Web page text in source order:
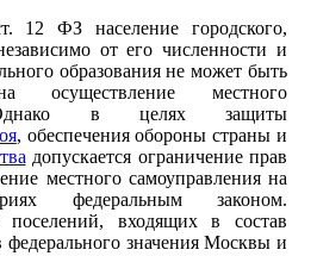
12 ФЗ население городского,
от его численности и
образования не может быть
местного
Однако в целях защиты
, обеспечения обороны страны и
допускается ограничение прав
местного самоуправления на
федеральным законом.
поселений, входящих в состав
федерального значения Москвы и